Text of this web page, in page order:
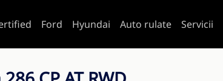
Ford Hyundai Auto rulate Servicii